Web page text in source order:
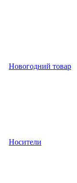
Новогодний товар
Носители